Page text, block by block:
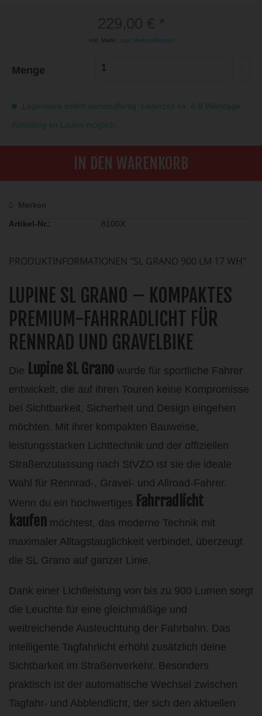
inkl. MwSt. zzgl. Versandkosten
Menge
Lagerware sofort versandfertig. Lieferzeit ca. 4-8 Werktage.
Abholung im Laden möglich.
IN DEN WARENKORB
Merken
Artikel-Nr.:
8100X
PRODUKTINFORMATIONEN "SL GRANO 900 LM 17 WH"
LUPINE SL GRANO – KOMPAKTES
PREMIUM-FAHRRADLICHT FÜR
RENNRAD UND GRAVELBIKE
Die Lupine SL Grano wurde für sportliche Fahrer
entwickelt, die auf ihren Touren keine Kompromisse
bei Sichtbarkeit, Sicherheit und Design eingehen
möchten. Mit ihrer kompakten Bauweise,
leistungsstarken Lichttechnik und der offiziellen
Straßenzulassung nach StVZO ist sie die ideale
Wahl für Rennrad-, Gravel- und Allroad-Fahrer.
Wenn du ein hochwertiges Fahrradlicht
kaufen möchtest, das moderne Technik mit
maximaler Alltagstauglichkeit verbindet, überzeugt
die SL Grano auf ganzer Linie.
Dank einer Lichtleistung von bis zu 900 Lumen sorgt
die Leuchte für eine gleichmäßige und
weitreichende Ausleuchtung der Fahrbahn. Das
intelligente Tagfahrlicht erhöht zusätzlich deine
Sichtbarkeit im Straßenverkehr. Besonders
praktisch ist der automatische Wechsel zwischen
Tagfahr- und Abblendlicht, der sich den aktuellen